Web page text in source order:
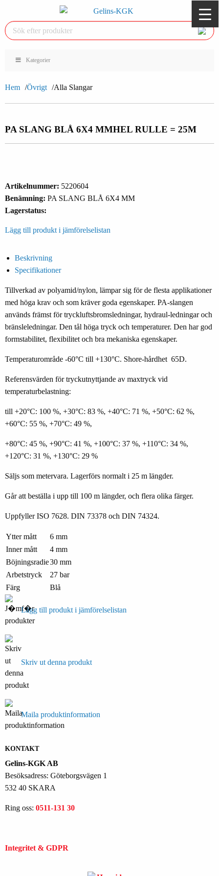
Kategorier
Hem Övrigt Alla Slangar
PA SLANG BLÅ 6X4 MMHEL RULLE = 25M
Artikelnummer: 5220604
Benämning: PA SLANG BLÅ 6X4 MM
Lagerstatus:
Lägg till produkt i jämförelselistan
Beskrivning
Specifikationer
Tillverkad av polyamid/nylon, lämpar sig för de flesta applikationer
med höga krav och som kräver goda egenskaper. PA-slangen
används främst för tryckluftsbromsledningar, hydraul-ledningar och
bränsleledningar. Den tål höga tryck och temperaturer. Den har god
formstabilitet, flexibilitet och bra mekaniska egenskaper.
Temperaturområde -60°C till +130°C. Shore-hårdhet 65D.
Referensvärden för tryckutnyttjande av maxtryck vid
temperaturbelastning:
till +20°C: 100 %, +30°C: 83 %, +40°C: 71 %, +50°C: 62 %,
+60°C: 55 %, +70°C: 49 %,
+80°C: 45 %, +90°C: 41 %, +100°C: 37 %, +110°C: 34 %,
+120°C: 31 %, +130°C: 29 %
Säljs som metervara. Lagerförs normalt i 25 m längder.
Går att beställa i upp till 100 m längder, och flera olika färger.
Uppfyller ISO 7628. DIN 73378 och DIN 74324.
Ytter mått
6 mm
Inner mått
4 mm
Böjningsradie30 mm
Arbetstryck
27 bar
Färg
Blå
Lägg till produkt i jämförelselistan
Skriv ut denna produkt
Maila produktinformation
KONTAKT
Gelins-KGK AB
Besöksadress: Göteborgsvägen 1
532 40 SKARA
Ring oss: 0511-131 30
Integritet & GDPR